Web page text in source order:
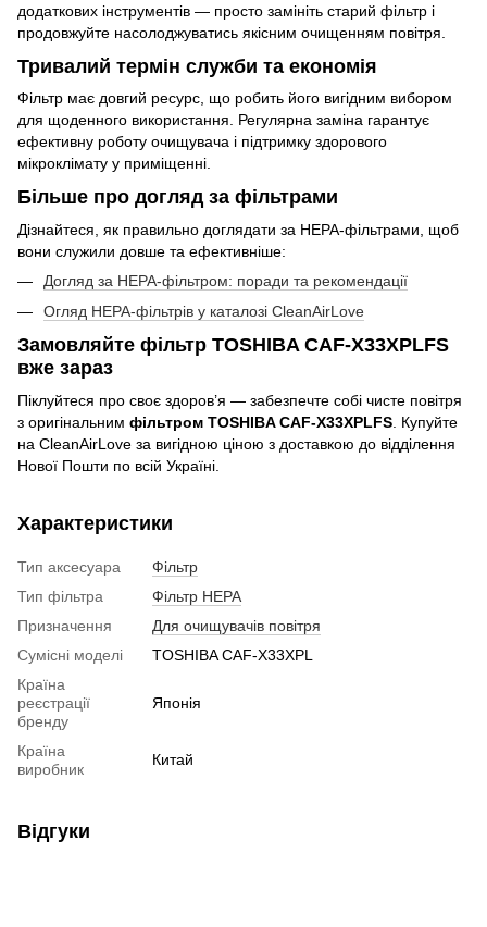
додаткових інструментів — просто замініть старий фільтр і
продовжуйте насолоджуватись якісним очищенням повітря.
Тривалий термін служби та економія
Фільтр має довгий ресурс, що робить його вигідним вибором
для щоденного використання. Регулярна заміна гарантує
ефективну роботу очищувача і підтримку здорового
мікроклімату у приміщенні.
Більше про догляд за фільтрами
Дізнайтеся, як правильно доглядати за HEPA-фільтрами, щоб
вони служили довше та ефективніше:
Догляд за HEPA-фільтром: поради та рекомендації
Огляд HEPA-фільтрів у каталозі CleanAirLove
Замовляйте фільтр TOSHIBA CAF-X33XPLFS
вже зараз
Піклуйтеся про своє здоров’я — забезпечте собі чисте повітря
з оригінальним фільтром TOSHIBA CAF-X33XPLFS . Купуйте
на CleanAirLove за вигідною ціною з доставкою до відділення
Нової Пошти по всій Україні.
Характеристики
Тип аксесуара
Фільтр
Тип фільтра
Фільтр НЕРА
Призначення
Для очищувачів повітря
Сумісні моделі
TOSHIBA CAF-X33XPL
Країна
реєстрації
бренду
Японія
Країна
виробник
Китай
Відгуки